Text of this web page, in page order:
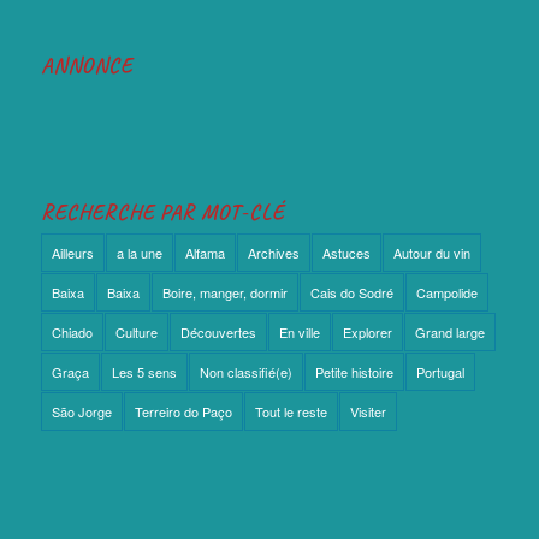
Baixa Baixa Boire, manger, dormir
Non classifié(e) Portugal
Visiter